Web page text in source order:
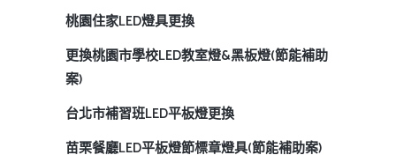
桃園住家LED燈具更換
更換桃園市學校LED教室燈&黑板燈(節能補助
案)
台北市補習班LED平板燈更換
苗栗餐廳LED平板燈節標章燈具(節能補助案)